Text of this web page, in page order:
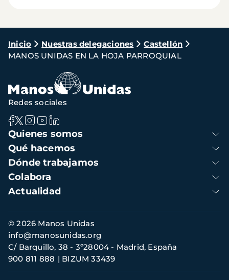
Ruta
de
navegación
Inicio Nuestras delegaciones
Castellón
MANOS UNIDAS EN LA HOJA PARROQUIAL
Navegación
principal
Quienes somos
Qué hacemos
Dónde trabajamos
Colabora
Actualidad
Redes sociales
Información
de
contacto
© 2026 Manos Unidas
C/ Barquillo, 38 - 3º28004 - Madrid, España
900 811 888
BIZUM 33439
info@manosunidas.org